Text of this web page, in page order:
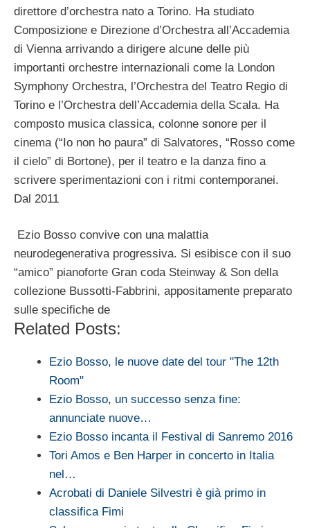
direttore d’orchestra nato a Torino. Ha studiato
Composizione e Direzione d’Orchestra all’Accademia
di Vienna arrivando a dirigere alcune delle più
importanti orchestre internazionali come la London
Symphony Orchestra, l’Orchestra del Teatro Regio di
Torino e l’Orchestra dell’Accademia della Scala. Ha
composto musica classica, colonne sonore per il
cinema (“Io non ho paura” di Salvatores, “Rosso come
il cielo” di Bortone), per il teatro e la danza fino a
scrivere sperimentazioni con i ritmi contemporanei.
Dal 2011
Ezio Bosso convive con una malattia
neurodegenerativa progressiva. Si esibisce con il suo
“amico” pianoforte Gran coda Steinway & Son della
collezione Bussotti-Fabbrini, appositamente preparato
sulle specifiche de
Related Posts:
Ezio Bosso, le nuove date del tour "The 12th
Room"
Ezio Bosso, un successo senza fine:
annunciate nuove…
Ezio Bosso incanta il Festival di Sanremo 2016
Tori Amos e Ben Harper in concerto in Italia
nel…
Acrobati di Daniele Silvestri è già primo in
classifica Fimi